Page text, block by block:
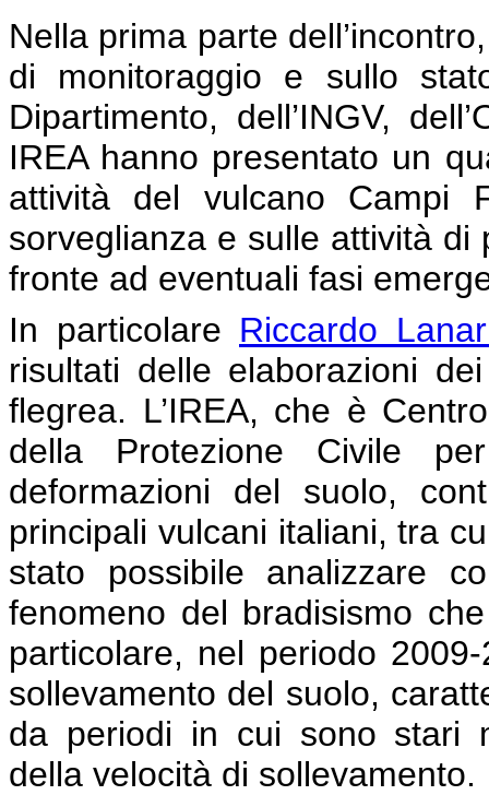
Nella prima parte
di monitoraggio e sullo
Dipartimento, dell’INGV,
IREA hanno presentato un
attività del vulcano Campi
sorveglianza e sulle attività
fronte ad eventuali fasi
In particolare Riccardo
risultati delle elaborazioni
flegrea. L’IREA, che è
della Protezione Civile
deformazioni del suolo,
principali vulcani italiani, tra
stato possibile analizzare
fenomeno del bradisismo
particolare, nel periodo
sollevamento del suolo,
da periodi in cui sono stari
della velocità di sollevamento.